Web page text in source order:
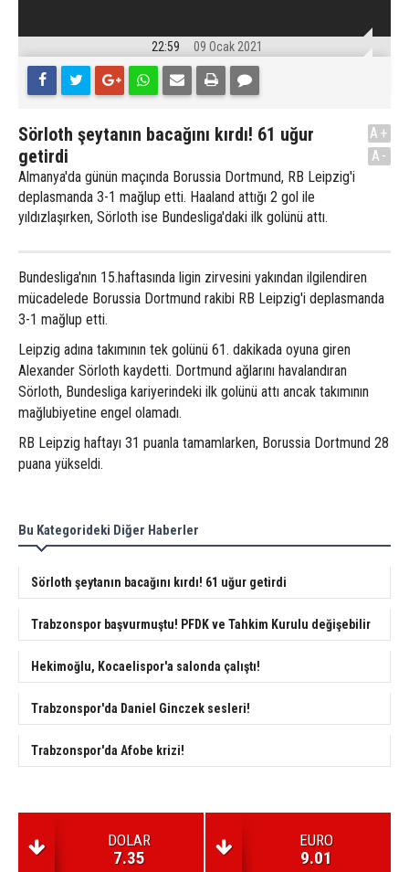
22:59 09 Ocak 2021
Sörloth şeytanın bacağını kırdı! 61 uğur
getirdi
Almanya'da günün maçında Borussia Dortmund, RB Leipzig'i
deplasmanda 3-1 mağlup etti. Haaland attığı 2 gol ile
yıldızlaşırken, Sörloth ise Bundesliga'daki ilk golünü attı.
A+
A-
Bundesliga'nın 15.haftasında ligin zirvesini yakından ilgilendiren
mücadelede Borussia Dortmund rakibi RB Leipzig'i deplasmanda
3-1 mağlup etti.
Leipzig adına takımının tek golünü 61. dakikada oyuna giren
Alexander Sörloth kaydetti. Dortmund ağlarını havalandıran
Sörloth, Bundesliga kariyerindeki ilk golünü attı ancak takımının
mağlubiyetine engel olamadı.
RB Leipzig haftayı 31 puanla tamamlarken, Borussia Dortmund 28
puana yükseldi.
Bu Kategorideki Diğer Haberler
Sörloth şeytanın bacağını kırdı! 61 uğur getirdi
Trabzonspor başvurmuştu! PFDK ve Tahkim Kurulu değişebilir
Hekimoğlu, Kocaelispor'a salonda çalıştı!
Trabzonspor'da Daniel Ginczek sesleri!
Trabzonspor'da Afobe krizi!
DOLAR
7.35
EURO
9.01